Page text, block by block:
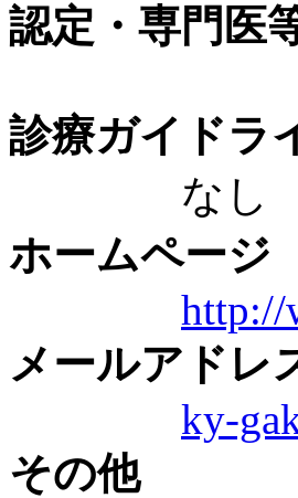
認定・専門医
診療ガイドラ
なし
ホームページ
http://
メールアドレ
ky-
その他